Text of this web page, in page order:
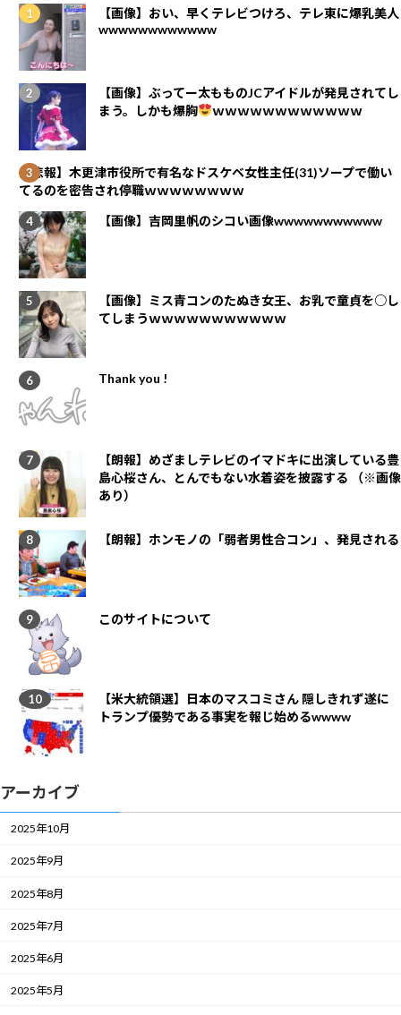
【画像】おい、早くテレビつけろ、テレ東に爆乳美人
wwwwwwwwwwww
【画像】ぶってー太もものJCアイドルが発見されてし
まう。しかも爆胸
ｗｗｗｗｗｗｗｗｗｗｗｗ
【悲報】木更津市役所で有名なドスケベ女性主任(31)ソープで働い
てるのを密告され停職ｗｗｗｗｗｗｗｗ
【画像】吉岡里帆のシコい画像wwwwwwwwwww
【画像】ミス青コンのたぬき女王、お乳で童貞を○し
てしまうｗｗｗｗｗｗｗｗｗｗｗ
Thank you !
【朗報】めざましテレビのイマドキに出演している豊
島心桜さん、とんでもない水着姿を披露する （※画像
あり）
【朗報】ホンモノの「弱者男性合コン」、発見される
このサイトについて
【米大統領選】日本のマスコミさん 隠しきれず遂に
トランプ優勢である事実を報じ始めるwwww
アーカイブ
2025年10月
2025年9月
2025年8月
2025年7月
2025年6月
2025年5月